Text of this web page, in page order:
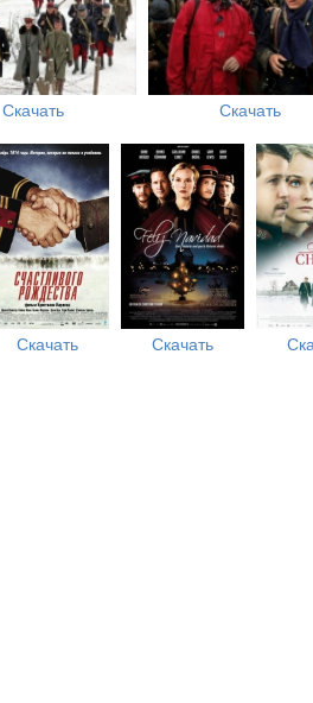
Скачать Скачать
Скачать Скачать